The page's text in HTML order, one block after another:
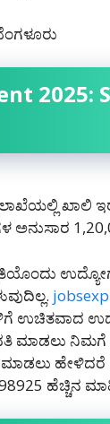
2025:
ಖಾಲಿ
ಉಚಿತವಾದ
ಮಾಡಲು
ಹೆಚ್ಚಿನ